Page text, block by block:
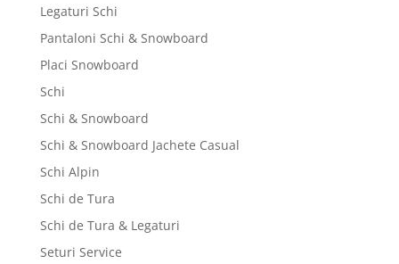
Legaturi Schi
Pantaloni Schi & Snowboard
Placi Snowboard
Schi
Schi & Snowboard
Schi & Snowboard Jachete Casual
Schi Alpin
Schi de Tura
Schi de Tura & Legaturi
Seturi Service